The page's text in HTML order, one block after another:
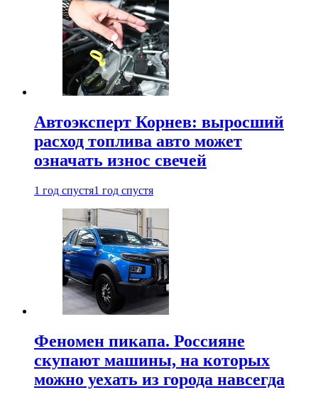
Автоэксперт Корнев: выросший
расход топлива авто может
означать износ свечей
1 год спустя1 год спустя
Феномен пикапа. Россияне
скупают машины, на которых
можно уехать из города навсегда